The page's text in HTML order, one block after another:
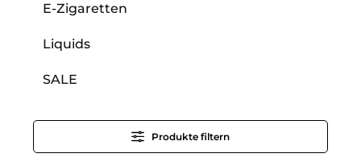
E-Zigaretten
Liquids
SALE
Produkte filtern